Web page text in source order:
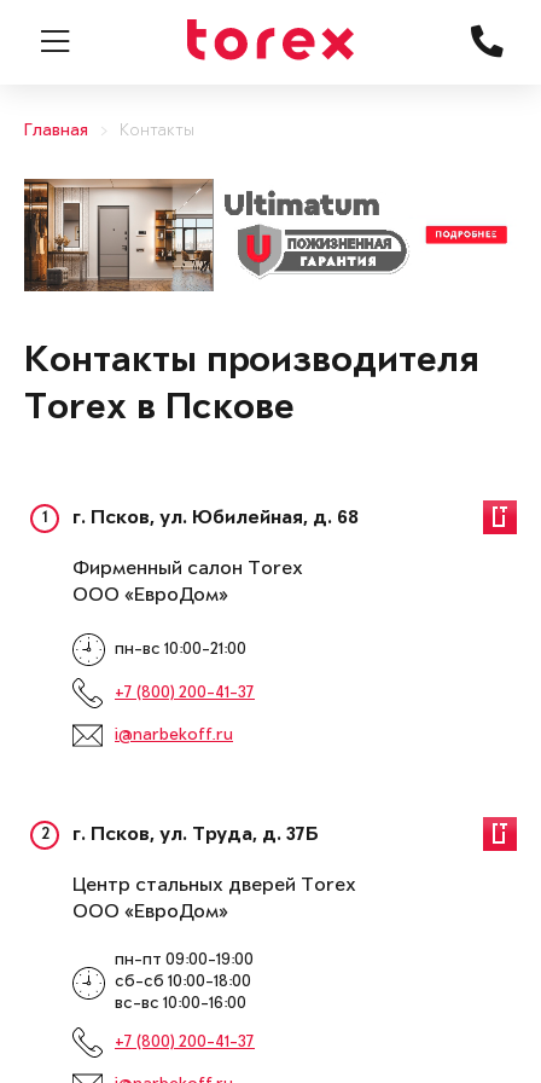
Главная Контакты
Контакты производителя
Torex в Пскове
1 г. Псков, ул. Юбилейная, д. 68
Фирменный салон Torex
ООО «ЕвроДом»
пн-вс 10:00-21:00
+7 (800) 200-41-37
i@narbekoff.ru
2 г. Псков, ул. Труда, д. 37Б
Центр стальных дверей Torex
ООО «ЕвроДом»
пн-пт 09:00-19:00
сб-сб 10:00-18:00
вс-вс 10:00-16:00
+7 (800) 200-41-37